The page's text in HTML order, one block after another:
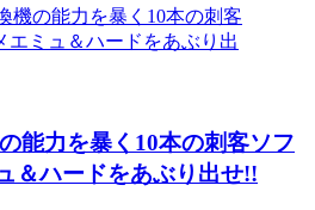
能力を暴く10本の刺客ソフ
＆ハードをあぶり出せ!!